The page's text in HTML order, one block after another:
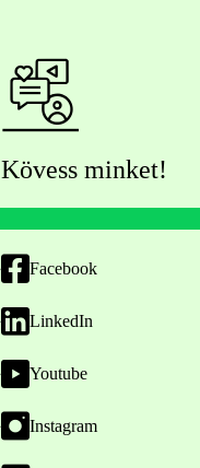
Kövess minket!
Facebook
LinkedIn
Youtube
Instagram